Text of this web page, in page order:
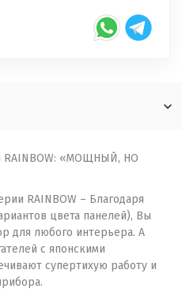
RAINBOW: «МОЩНЫЙ, НО
RAINBOW – Благодаря
цвета панелей), Вы
для любого интерьера. А
с японскими
супертихую работу и